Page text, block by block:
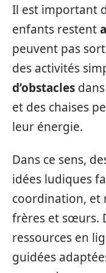
Il est important
enfants restent
peuvent pas
des activités
d’obstacles
et des chaises
leur énergie.
Dans ce sens,
idées ludiques
coordination, et
frères et sœurs.
ressources en
guidées